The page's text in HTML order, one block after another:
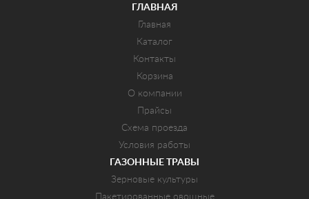
ГЛАВНАЯ
Главная
Каталог
Контакты
Корзина
О компании
Прайсы
Схема проезда
Условия работы
ГАЗОННЫЕ ТРАВЫ
Зерновые культуры
Пакетированные овощные